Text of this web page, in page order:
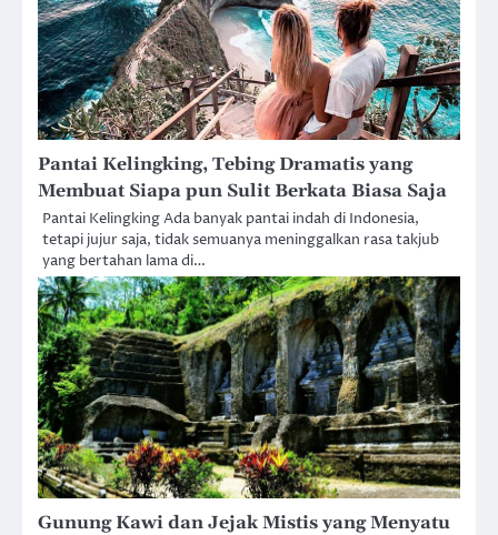
Pantai Kelingking, Tebing Dramatis yang
Membuat Siapa pun Sulit Berkata Biasa Saja
Pantai Kelingking Ada banyak pantai indah di Indonesia,
tetapi jujur saja, tidak semuanya meninggalkan rasa takjub
yang bertahan lama di…
Gunung Kawi dan Jejak Mistis yang Menyatu